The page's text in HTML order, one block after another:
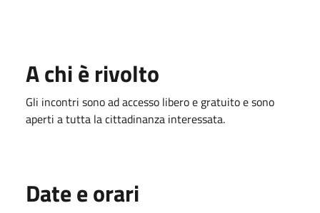
A chi è rivolto
Gli incontri sono ad accesso libero e gratuito e sono
aperti a tutta la cittadinanza interessata.
Date e orari